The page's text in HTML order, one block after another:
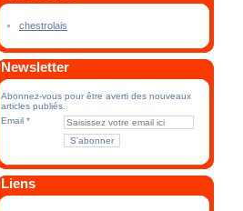
chestrolais
Newsletter
Abonnez-vous pour être averti des nouveaux
articles publiés.
Email
Liens